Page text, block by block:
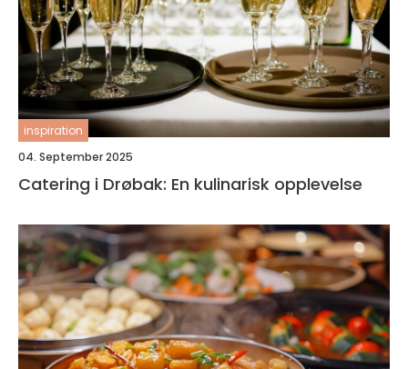
inspiration
04. September 2025
Catering i Drøbak: En kulinarisk opplevelse